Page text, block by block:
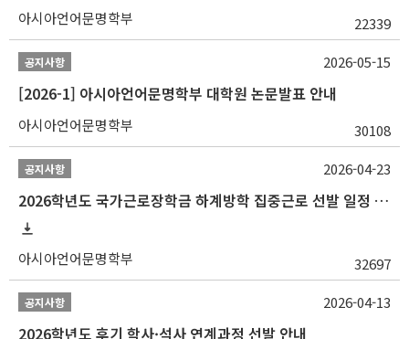
아시아언어문명학부 22339
공지사항
[2026-1] 아시아언어문명학부 대학원 논문발표 안내
아시아언어문명학부 30108
2026-05-15
공지사항
2026학년도 국가근로장학금 하계방학 집중근로 선발 일정 안내
아시아언어문명학부 32697
2026-04-23
공지사항
2026학년도 후기 학사·석사 연계과정 선발 안내
2026-04-13